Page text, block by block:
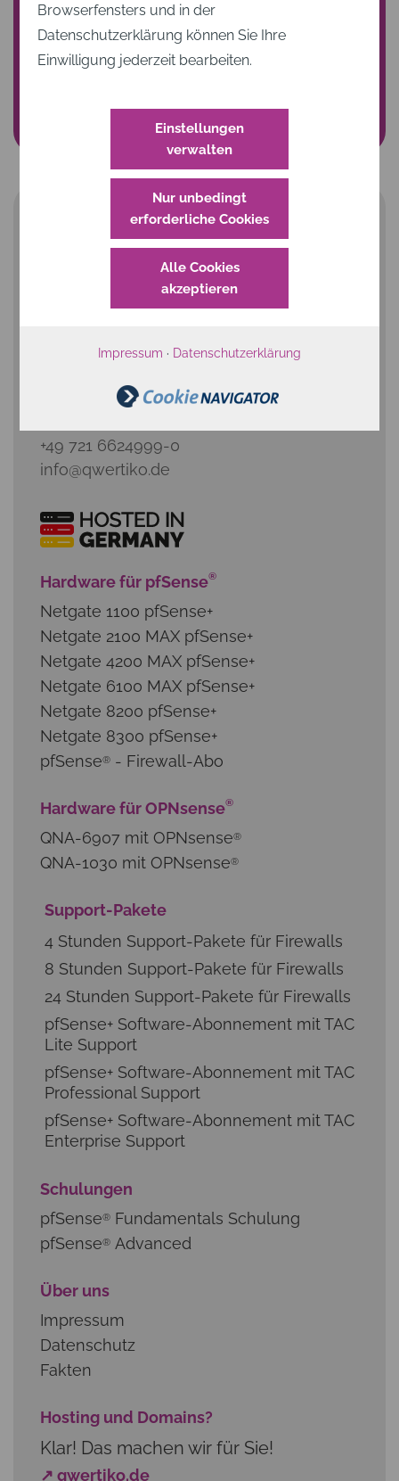
Browserfensters und in der
Datenschutzerklärung können Sie Ihre
Einwilligung jederzeit bearbeiten.
Einstellungen
verwalten
Nur unbedingt
erforderliche Cookies
Alle Cookies
akzeptieren
Impressum · Datenschutzerklärung
Waldstraße 41-43
+49 721 6624999-0
info@qwertiko.de
Hardware für pfSense®
Netgate 1100 pfSense+
Netgate 2100 MAX pfSense+
Netgate 4200 MAX pfSense+
Netgate 6100 MAX pfSense+
Netgate 8200 pfSense+
Netgate 8300 pfSense+
pfSense® - Firewall-Abo
Hardware für OPNsense®
QNA-6907 mit OPNsense®
QNA-1030 mit OPNsense®
Support-Pakete
4 Stunden Support-Pakete für Firewalls
8 Stunden Support-Pakete für Firewalls
24 Stunden Support-Pakete für Firewalls
pfSense+ Software-Abonnement mit TAC
Lite Support
pfSense+ Software-Abonnement mit TAC
Professional Support
pfSense+ Software-Abonnement mit TAC
Enterprise Support
Schulungen
pfSense® Fundamentals Schulung
pfSense® Advanced
Über uns
Impressum
Datenschutz
Fakten
Hosting und Domains?
Klar! Das machen wir für Sie!
↗ qwertiko.de